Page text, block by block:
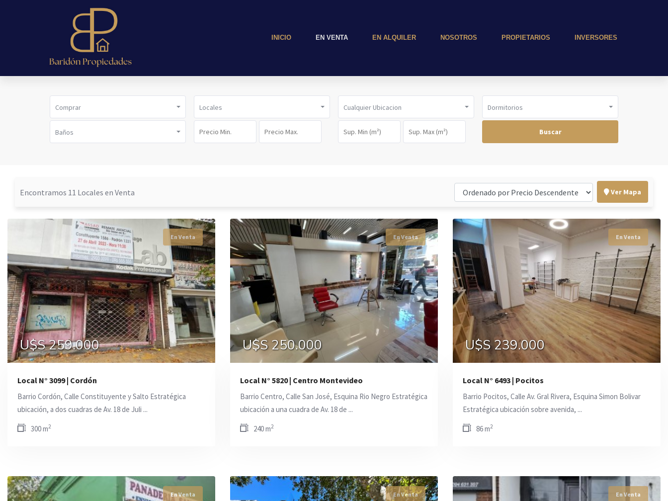
INICIO EN VENTA EN ALQUILER NOSOTROS PROPIETARIOS INVERSORES
Comprar Locales Cualquier Ubicacion Dormitorios
Baños Buscar
Encontramos 11 Locales en Venta Ver Mapa
En Venta
U$S 259.000
En Venta
U$S 259.000
En Venta
U$S 259.000
Local N° 3099 | Cordón
Barrio Cordón, Calle Constituyente y Salto Estratégica
ubicación, a dos cuadras de Av. 18 de Juli ...
300 m2
En Venta
U$S 250.000
En Venta
U$S 250.000
En Venta
U$S 250.000
Local N° 5820 | Centro Montevideo
Barrio Centro, Calle San José, Esquina Rio Negro Estratégica
ubicación a una cuadra de Av. 18 de ...
240 m2
En Venta
U$S 239.000
En Venta
U$S 239.000
En Venta
U$S 239.000
Local N° 6493 | Pocitos
Barrio Pocitos, Calle Av. Gral Rivera, Esquina Simon Bolivar
Estratégica ubicación sobre avenida, ...
86 m2
En Venta En Venta En Venta
En Venta En Venta En Venta
En Venta En Venta En Venta